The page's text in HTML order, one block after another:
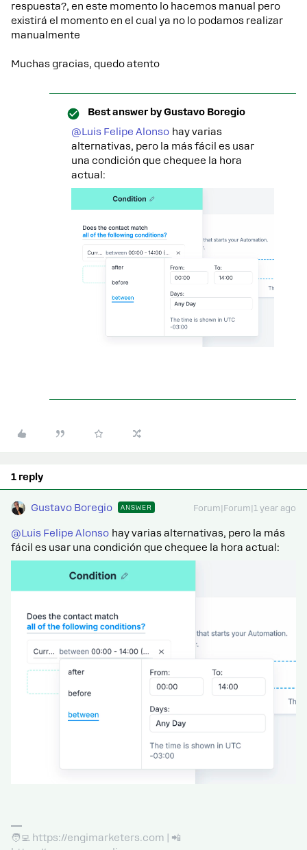
respuesta?, en este momento lo hacemos manual pero
existirá el momento en el cual ya no lo podamos realizar
manualmente
Muchas gracias, quedo atento
Best answer byGustavo Boregio
@Luis Felipe Alonso hay varias
alternativas, pero la más fácil es usar
una condición que chequee la hora
actual:
1 reply
Gustavo Boregio ANSWER Forum|Forum|1 year ago
@Luis Felipe Alonso hay varias alternativas, pero la más
fácil es usar una condición que chequee la hora actual:
🧑‍💻 https://engimarketers.com | 📲